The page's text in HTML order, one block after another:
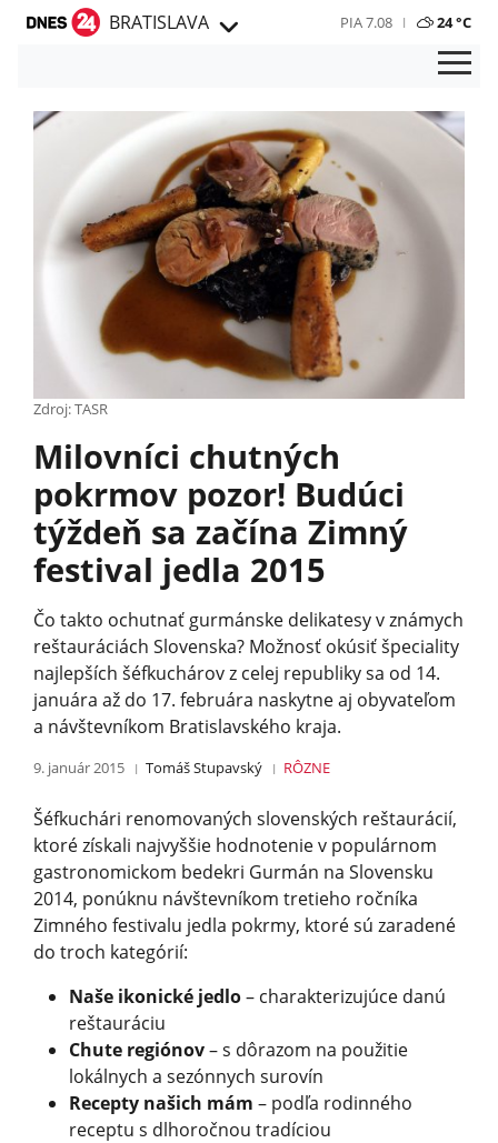
BRATISLAVA PIA 7.08 24 °C
Zdroj: TASR
Milovníci chutných
pokrmov pozor! Budúci
týždeň sa začína Zimný
festival jedla 2015
Čo takto ochutnať gurmánske delikatesy v známych
reštauráciách Slovenska? Možnosť okúsiť špeciality
najlepších šéfkuchárov z celej republiky sa od 14.
januára až do 17. februára naskytne aj obyvateľom
a návštevníkom Bratislavského kraja.
9. január 2015 Tomáš Stupavský RÔZNE
Šéfkuchári renomovaných slovenských reštaurácií,
ktoré získali najvyššie hodnotenie v populárnom
gastronomickom bedekri Gurmán na Slovensku
2014, ponúknu návštevníkom tretieho ročníka
Zimného festivalu jedla pokrmy, ktoré sú zaradené
do troch kategórií:
Naše ikonické jedlo– charakterizujúce danú
reštauráciu
Chute regiónov– s dôrazom na použitie
lokálnych a sezónnych surovín
Recepty našich mám – podľa rodinného
receptu s dlhoročnou tradíciou